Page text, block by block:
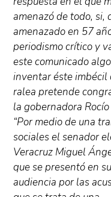
amenazó de todo, si,
amenazado en 57
periodismo crítico y
este comunicado
inventar éste imbécil
ralea pretende
la gobernadora
“Por medio de una
sociales el senador
Veracruz Miguel
que se presentó en su
audiencia por las